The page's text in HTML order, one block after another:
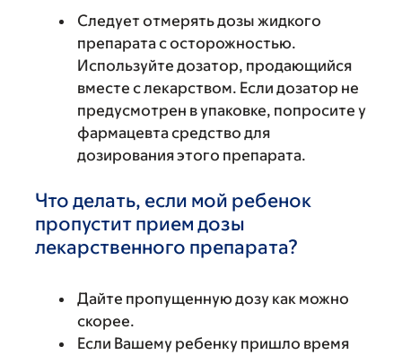
Следует отмерять дозы жидкого
препарата с осторожностью.
Используйте дозатор, продающийся
вместе с лекарством. Если дозатор не
предусмотрен в упаковке, попросите у
фармацевта средство для
дозирования этого препарата.
Что делать, если мой ребенок
пропустит прием дозы
лекарственного препарата?
Дайте пропущенную дозу как можно
скорее.
Если Вашему ребенку пришло время